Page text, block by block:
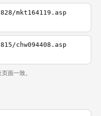
mkt164119.asp
chw094408.asp
面一致。